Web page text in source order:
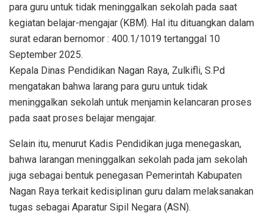
para guru untuk tidak meninggalkan sekolah pada saat
kegiatan belajar-mengajar (KBM). Hal itu dituangkan dalam
surat edaran bernomor : 400.1/1019 tertanggal 10
September 2025.
Kepala Dinas Pendidikan Nagan Raya, Zulkifli, S.Pd
mengatakan bahwa larang para guru untuk tidak
meninggalkan sekolah untuk menjamin kelancaran proses
pada saat proses belajar mengajar.
Selain itu, menurut Kadis Pendidikan juga menegaskan,
bahwa larangan meninggalkan sekolah pada jam sekolah
juga sebagai bentuk penegasan Pemerintah Kabupaten
Nagan Raya terkait kedisiplinan guru dalam melaksanakan
tugas sebagai Aparatur Sipil Negara (ASN).